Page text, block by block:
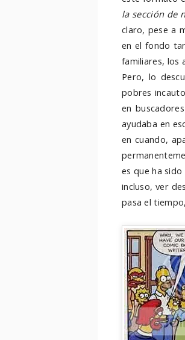
la sección de
claro, pese a
en el fondo
familiares, los
Pero, lo
pobres
en
ayudaba en
en cuando,
es que ha
incluso, ver
pasa el